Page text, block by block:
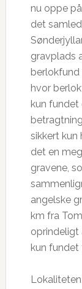
nu oppe
det
gravplads
hvor
kun fundet
sikkert kun
det en
gravene,
angelske
km fra
oprindeligt
kun fundet